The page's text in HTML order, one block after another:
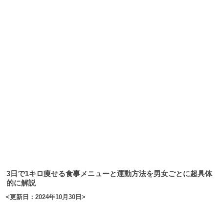
3日で1キロ痩せる食事メニューと運動方法を男女ごとに超具体
的に解説
<更新日：2024年10月30日>